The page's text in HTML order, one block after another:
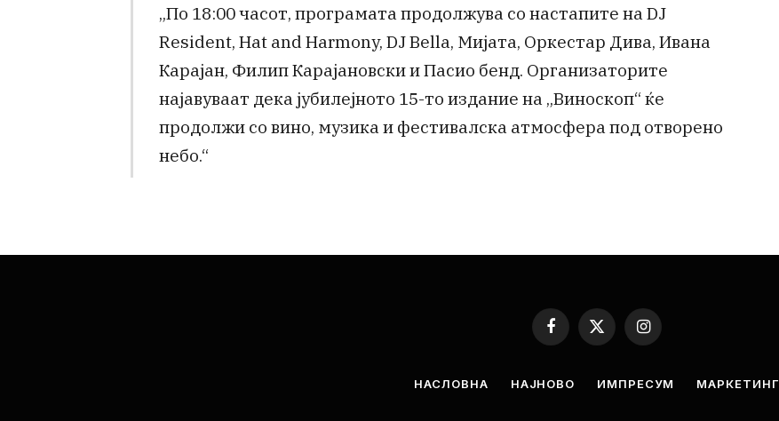
„По 18:00 часот, програмата продолжува со настапите на DJ
Resident, Hat and Harmony, DJ Bella, Мијата, Оркестар Дива, Ивана
Карајан, Филип Карајановски и Пасио бенд. Организаторите
најавуваат дека јубилејното 15-то издание на „Виноскоп“ ќе
продолжи со вино, музика и фестивалска атмосфера под отворено
небо.“
Facebook
X
Instagram
НАСЛОВНА НАЈНОВО ИМПРЕСУМ МАРКЕТИНГ